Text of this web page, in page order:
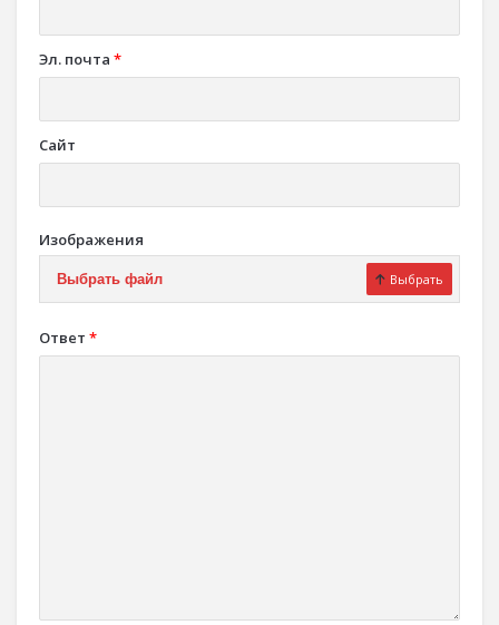
Эл. почта *
Сайт
Изображения
Выбрать файл Выбрать
Ответ *